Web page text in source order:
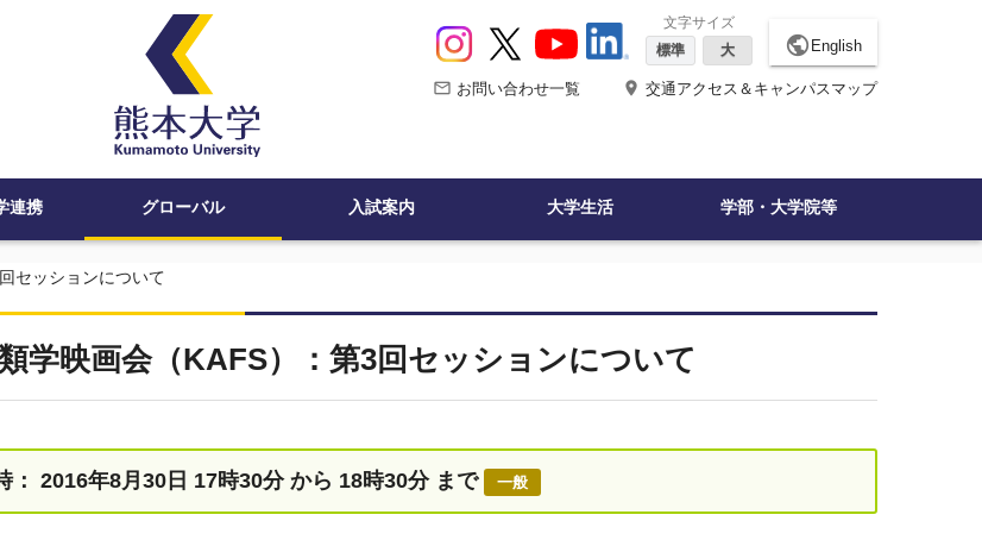
文字サイズ
標準
大 public English
mail_outline お問い合わせ一覧 place 交通アクセス＆キャンパスマップ
連携 グローバル 入試案内 大学生活 学部・大学院等
セッションについて
学映画会（KAFS）：第3回セッションについて
： 2016年8月30日 17時30分 から 18時30分 まで 一般